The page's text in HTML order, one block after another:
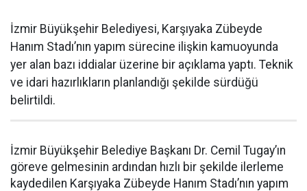
İzmir Büyükşehir Belediyesi, Karşıyaka Zübeyde
Hanım Stadı’nın yapım sürecine ilişkin kamuoyunda
yer alan bazı iddialar üzerine bir açıklama yaptı. Teknik
ve idari hazırlıkların planlandığı şekilde sürdüğü
belirtildi.
İzmir Büyükşehir Belediye Başkanı Dr. Cemil Tugay’ın
göreve gelmesinin ardından hızlı bir şekilde ilerleme
kaydedilen Karşıyaka Zübeyde Hanım Stadı’nın yapım